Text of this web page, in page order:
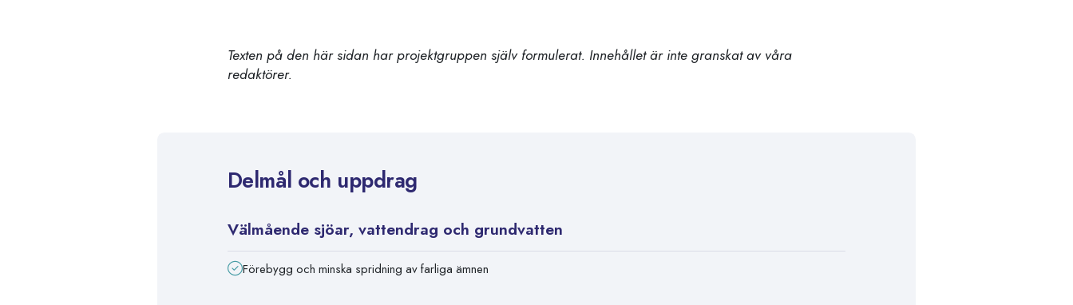
Texten på den här sidan har projektgruppen själv formulerat. Innehållet är inte granskat av våra
redaktörer.
Delmål och uppdrag
Välmående sjöar, vattendrag och grundvatten
Förebygg och minska spridning av farliga ämnen